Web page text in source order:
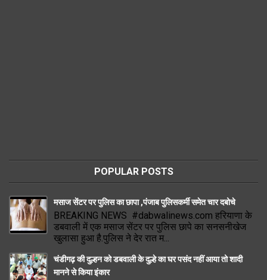
POPULAR POSTS
मसाज सेंटर पर पुलिस का छापा ,पंजाब पुलिसकर्मी समेत चार दबोचे
BREAKING NEWS #dabwalinews.com हरियाणा के
डबवाली में एक मसाज सेंटर पर पुलिस छापे का सनसनीखेज
खुलासा हुआ है.पुलिस ने देर रात म...
चंडीगढ़ की दुल्हन को डबवाली के दुल्हे का घर पसंद नहीं आया तो शादी
मानने से किया इंकार